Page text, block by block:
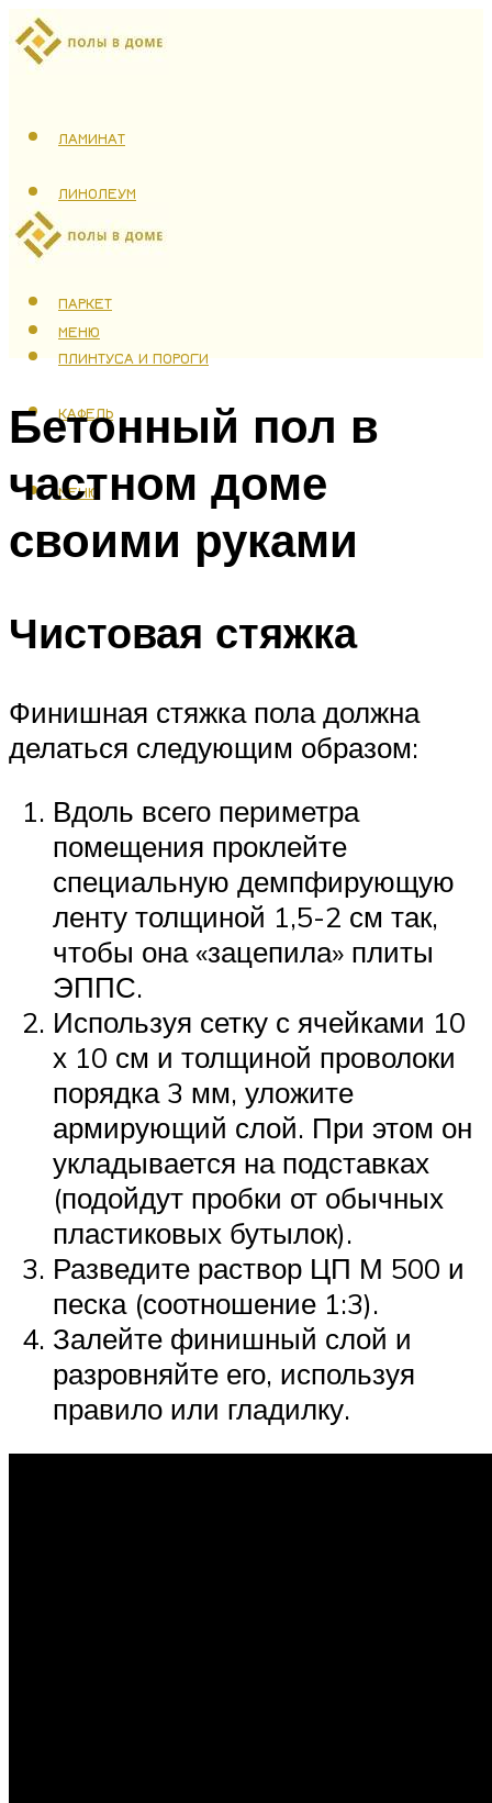
ЛАМИНАТ
ЛИНОЛЕУМ
ТЕПЛЫЙ ПОЛ
ПАРКЕТ
ПЛИНТУСА И ПОРОГИ
КАФЕЛЬ
МЕНЮ
МЕНЮ
Бетонный пол в
частном доме
своими руками
Чистовая стяжка
Финишная стяжка пола должна
делаться следующим образом:
Вдоль всего периметра
помещения проклейте
специальную демпфирующую
ленту толщиной 1,5-2 см так,
чтобы она «зацепила» плиты
ЭППС.
Используя сетку с ячейками 10
х 10 см и толщиной проволоки
порядка 3 мм, уложите
армирующий слой. При этом он
укладывается на подставках
(подойдут пробки от обычных
пластиковых бутылок).
Разведите раствор ЦП М 500 и
песка (соотношение 1:3).
Залейте финишный слой и
разровняйте его, используя
правило или гладилку.